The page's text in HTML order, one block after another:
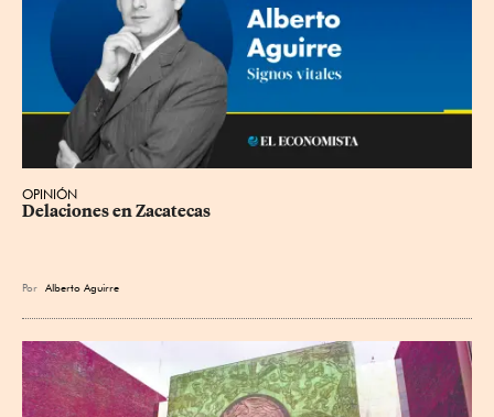
OPINIÓN
Delaciones en Zacatecas
Por Alberto Aguirre